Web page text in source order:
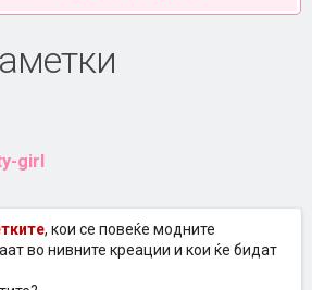
girl
, кои се повеќе модните
во нивните креации и кои ќе бидат